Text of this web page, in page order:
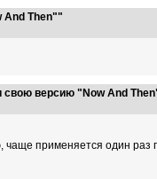
And Then""
свою версию "Now And
применяется один раз